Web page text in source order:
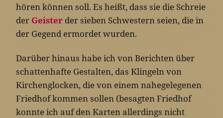
hören können soll. Es heißt, dass sie die Schreie
der Geister der sieben Schwestern seien, die in
der Gegend ermordet wurden.
Darüber hinaus habe ich von Berichten über
schattenhafte Gestalten, das Klingeln von
Kirchenglocken, die von einem nahegelegenen
Friedhof kommen sollen (besagten Friedhof
konnte ich auf den Karten allerdings nicht